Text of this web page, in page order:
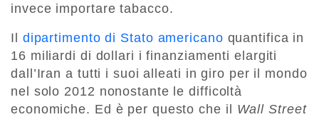
invece importare tabacco.
Il dipartimento di Stato americano quantifica in
16 miliardi di dollari i finanziamenti elargiti
dall’Iran a tutti i suoi alleati in giro per il mondo
nel solo 2012 nonostante le difficoltà
economiche. Ed è per questo che il Wall Street